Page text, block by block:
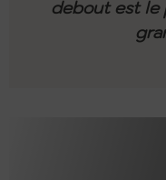
debout est le